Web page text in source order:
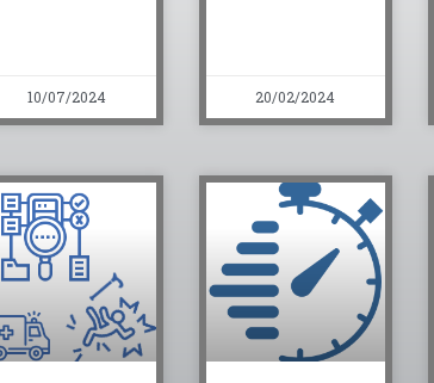
10/07/2024 20/02/2024